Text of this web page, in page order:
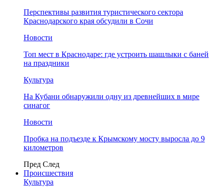
Перспективы развития туристического сектора
Краснодарского края обсудили в Сочи
Новости
Топ мест в Краснодаре: где устроить шашлыки с баней
на праздники
Культура
На Кубани обнаружили одну из древнейших в мире
синагог
Новости
Пробка на подъезде к Крымскому мосту выросла до 9
километров
Пред След
Происшествия
Культура